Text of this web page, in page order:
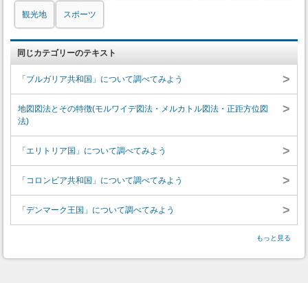
観光地 スポーツ
同じカテゴリーのテキスト
「ブルガリア共和国」について調べてみよう >
地図図法とその特徴(モルワイデ図法・メルカトル図法・正距方位図
法)
>
「エリトリア国」について調べてみよう >
「コロンビア共和国」について調べてみよう >
「デンマーク王国」について調べてみよう >
もっと見る